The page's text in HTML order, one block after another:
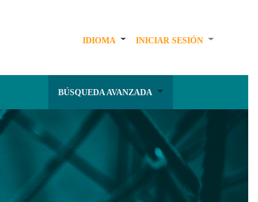
IDIOMA INICIAR SESIÓN
BÚSQUEDA AVANZADA